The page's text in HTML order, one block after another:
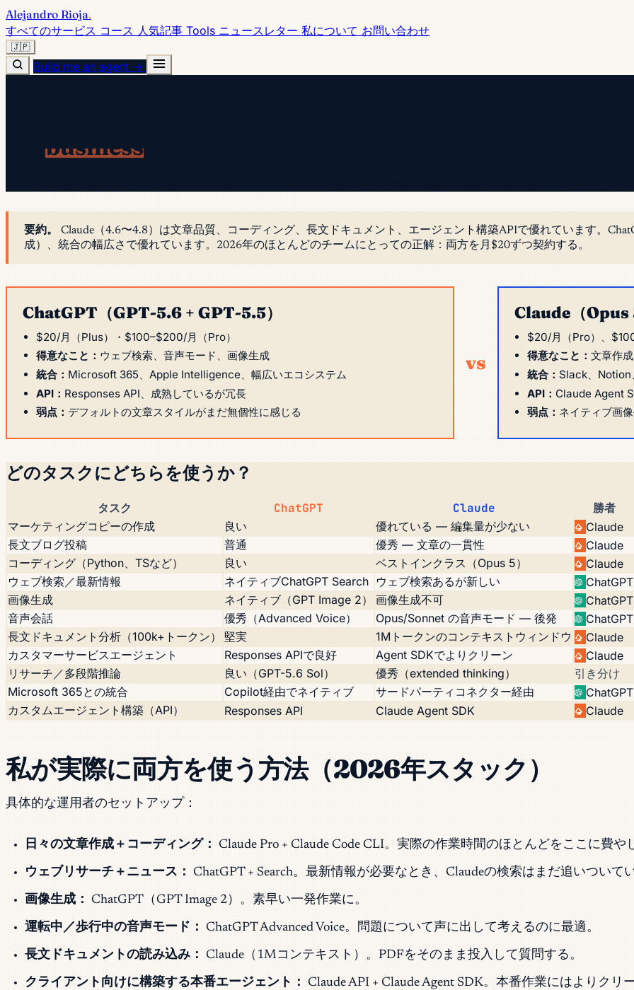
Alejandro Rioja.
すべてのサービス コース 人気記事 Tools ニュースレター 私について お問い合わせ
🇯🇵
Build me an agent →
business
要約。
Claude（4.6〜4.8）は文章品質、コーディング、長文ドキュメント、エージェント構築APIで優れています。
成）、統合の幅広さで優れています。2026年のほとんどのチームにとっての正解：両方を月$20ずつ契約する。
ChatGPT（GPT-5.6 + GPT-5.5）
$20/月（Plus）・$100–$200/月（Pro）
得意なこと： ウェブ検索、音声モード、画像生成
統合： Microsoft 365、Apple Intelligence、幅広いエコシステム
API： Responses API、成熟しているが冗長
弱点： デフォルトの文章スタイルがまだ無個性に感じる
vs
Claude（Opus
$20/月（Pro）、
得意なこと：文章作
統合： Slack、Notion
API： Claude Agent
弱点： ネイティブ画
どのタスクにどちらを使うか？
タスク ChatGPT Claude 勝者
マーケティングコピーの作成 良い 優れている — 編集量が少ない
Claude
長文ブログ投稿
普通 優秀 — 文章の一貫性
Claude
コーディング（Python、TSなど）
良い ベストインクラス（Opus 5）
Claude
ウェブ検索／最新情報
ネイティブChatGPT Search ウェブ検索あるが新しい
ChatGPT
画像生成
ネイティブ（GPT Image 2） 画像生成不可
ChatGPT
音声会話
優秀（Advanced Voice） Opus/Sonnet の音声モード — 後発
ChatGPT
長文ドキュメント分析（100k+トークン）
堅実 1Mトークンのコンテキストウィンドウ
Claude
カスタマーサービスエージェント
Responses APIで良好 Agent SDKでよりクリーン
Claude
リサーチ／多段階推論
良い（GPT-5.6 Sol） 優秀（extended thinking）
引き分け
Microsoft 365との統合
Copilot経由でネイティブ サードパーティコネクター経由
ChatGPT
カスタムエージェント構築（API）
Responses API Claude Agent SDK Claude
私が実際に両方を使う方法（2026年スタック）
具体的な運用者のセットアップ：
日々の文章作成＋コーディング： Claude Pro + Claude Code CLI。実際の作業時間のほとんどをここに費や
ウェブリサーチ＋ニュース： ChatGPT + Search。最新情報が必要なとき、Claudeの検索はまだ追いついて
画像生成： ChatGPT（GPT Image 2）。素早い一発作業に。
運転中／歩行中の音声モード： ChatGPT Advanced Voice。問題について声に出して考えるのに最適。
長文ドキュメントの読み込み： Claude（1Mコンテキスト）。PDFをそのまま投入して質問する。
クライアント向けに構築する本番エージェント： Claude API + Claude Agent SDK。本番作業にはよりクリー